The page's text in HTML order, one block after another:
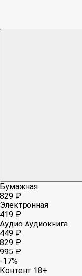
Бумажная
829 ₽
Электронная
419 ₽
Аудио Аудиокнига
449 ₽
829 ₽
995 ₽
-17%
Контент 18+